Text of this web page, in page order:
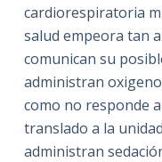
cardiorespiratoria
salud empeora tan
comunican su
administran
como no responde
translado a la
administran